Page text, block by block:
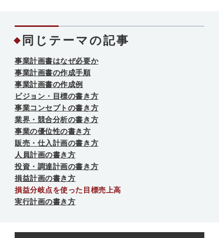
同じテーマの記事
事業計画書はなぜ必要か
事業計画書の作成手順
事業計画書の作成例
ビジョン・目標の書き方
事業コンセプトの書き方
業界・競合分析の書き方
事業の優位性の書き方
販売・仕入計画の書き方
人員計画の書き方
投資・調達計画の書き方
損益計画の書き方
損益分岐点を使った目標売上高
実行計画の書き方